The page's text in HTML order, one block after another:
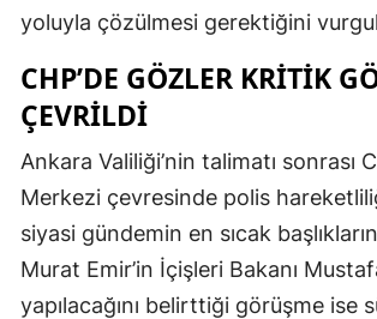
yoluyla çözülmesi gerektiğini
CHP’DE GÖZLER KRITIK
ÇEVRILDI
Ankara Valiliği’nin talimatı sonrası
Merkezi çevresinde polis
siyasi gündemin en sıcak
Murat Emir’in İçişleri Bakanı
yapılacağını belirttiği görüşme ise